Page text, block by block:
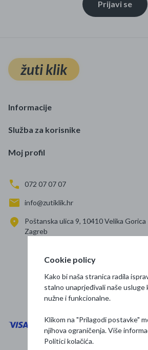
Prijavi se
žuti klik
Informacije
Služba za korisnike
Moj profil
072 07 07 07
info@zutiklik.hr
Poštanska ulica 9, 10410 Velika Gorica
Zagreb
Cookie policy
Kako bi naša stranica radila
stalno unaprjeđivali naše usluge
nužne i funkcionalne.
Klikom na "Prilagodi postavke"
njihova ograničenja. Više
Politici kolačića.